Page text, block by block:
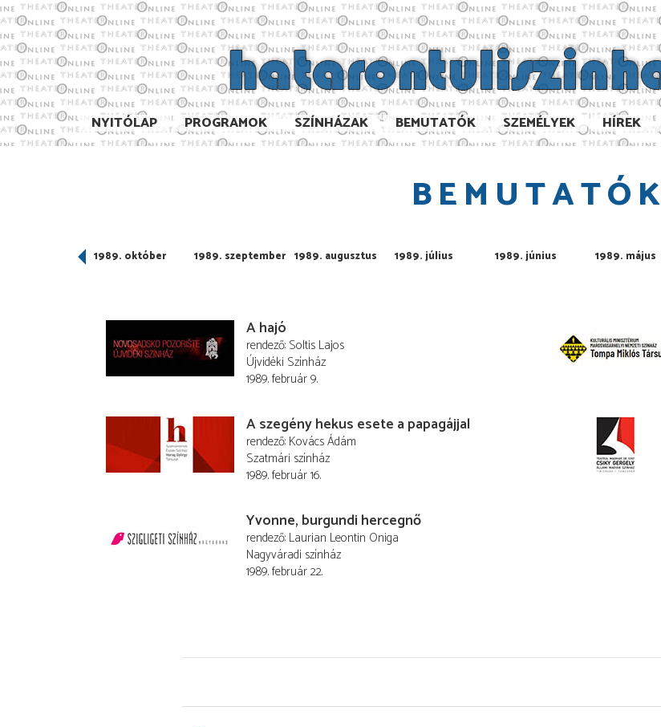
NYITÓLAP PROGRAMOK SZÍNHÁZAK BEMUTATÓK SZEMÉLYEK HÍREK
BEMUTATÓK
1989. október 1989. szeptember 1989. augusztus 1989. július 1989. június 1989. május
A hajó
rendező Soltis Lajos
Újvidéki Színház
1989. február 9.
A szegény hekus esete a papagájjal
rendező Kovács Ádám
Szatmári színház
1989. február 16.
Yvonne, burgundi hercegnő
rendező Laurian Leontin Oniga
Nagyváradi színház
1989. február 22.